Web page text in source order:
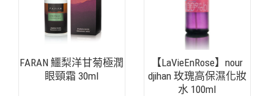
FARAN 鱷梨洋甘菊極潤
眼頸霜 30ml
【LaVieEnRose】nour
djihan 玫瑰高保濕化妝
水 100ml